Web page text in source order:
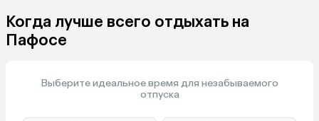
Когда лучше всего отдыхать на
Пафосе
Выберите идеальное время для незабываемого
отпуска